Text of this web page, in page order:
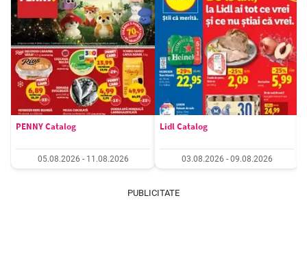
PENNY Catalog
05.08.2026 - 11.08.2026
Lidl Catalog
03.08.2026 - 09.08.2026
PUBLICITATE